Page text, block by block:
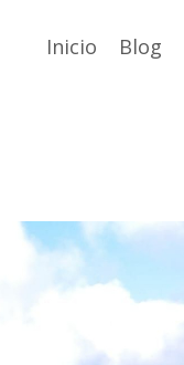
Inicio Blog